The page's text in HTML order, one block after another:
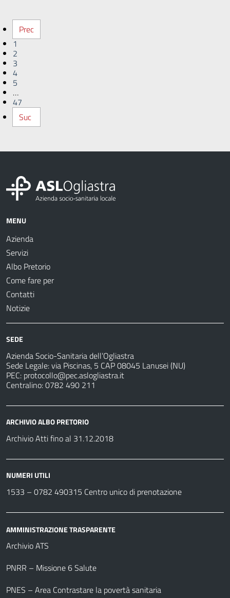
Prec
1
2
3
4
5
…
47
Suc
MENU
Azienda
Servizi
Albo Pretorio
Come fare per
Contatti
Notizie
SEDE
Azienda Socio-Sanitaria dell’Ogliastra
Sede Legale: via Piscinas, 5 CAP 08045 Lanusei (NU)
PEC: protocollo@pec.aslogliastra.it
Centralino: 0782 490 211
ARCHIVIO ALBO PRETORIO
Archivio Atti fino al 31.12.2018
NUMERI UTILI
1533 – 0782 490315 Centro unico di prenotazione
AMMINISTRAZIONE TRASPARENTE
Archivio ATS
PNRR – Missione 6 Salute
PNES – Area Contrastare la povertà sanitaria